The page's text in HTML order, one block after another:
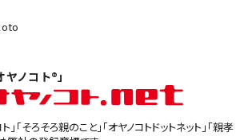
ノコト®」
」「そろそろ親のこと」「オヤノコトドットネット」「親孝